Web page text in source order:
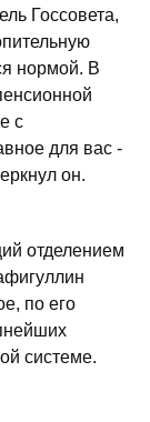
Госсовета,
нормой. В
с
для вас -
он.
отделением
по его
системе.